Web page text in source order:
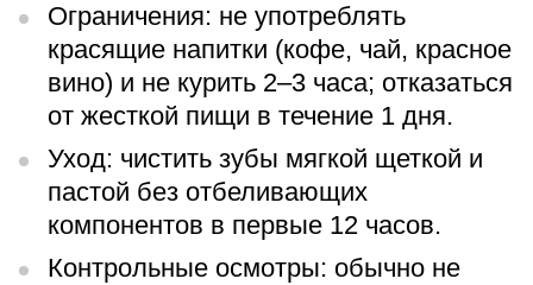
Ограничения: не употреблять
красящие напитки (кофе, чай, красное
вино) и не курить 2–3 часа; отказаться
от жесткой пищи в течение 1 дня.
Уход: чистить зубы мягкой щеткой и
пастой без отбеливающих
компонентов в первые 12 часов.
Контрольные осмотры: обычно не